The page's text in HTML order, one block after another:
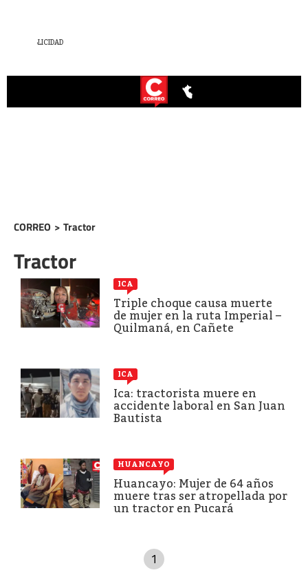
CORREO > Tractor
Tractor
ICA
Triple choque causa muerte
de mujer en la ruta Imperial –
Quilmaná, en Cañete
ICA
Ica: tractorista muere en
accidente laboral en San Juan
Bautista
HUANCAYO
Huancayo: Mujer de 64 años
muere tras ser atropellada por
un tractor en Pucará
1